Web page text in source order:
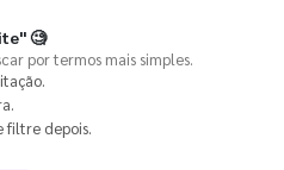
🧐
por termos mais simples.
filtre depois.